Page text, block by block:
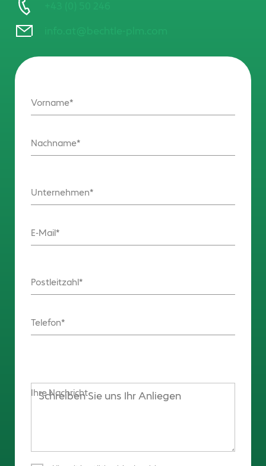
Vorname
Nachname
Unternehmen
E-Mail
Postleitzahl
Telefon
Ihre Nachricht